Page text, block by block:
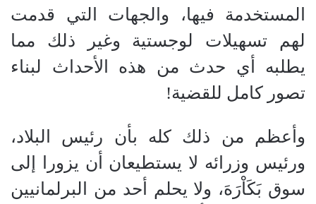
المستخدمة فيها، والجهات التي قدمت
لهم تسهيلات لوجستية وغير ذلك مما
يطلبه أي حدث من هذه الأحداث لبناء
تصور كامل للقضية!
وأعظم من ذلك كله بأن رئيس البلاد،
ورئيس وزرائه لا يستطيعان أن يزورا إلى
سوق بَكَاْرَهَ، ولا يحلم أحد من البرلمانيين